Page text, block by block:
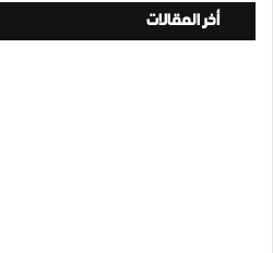
أخر المقالات